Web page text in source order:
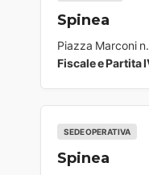
Spinea
Piazza Marconi
Fiscale e Partita
SEDE OPERATIVA
Spinea